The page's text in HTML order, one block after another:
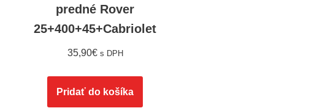
predné Rover
25+400+45+Cabriolet
35,90€ s DPH
Pridať do košíka